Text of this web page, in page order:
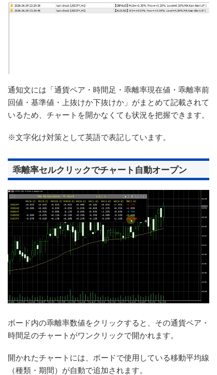
通知文には「通貨ペア・時間足・乖離率現在値・乖離率前
回値・基準値・上抜けか下抜けか」がまとめて記載されて
いるため、チャートを開かなくても状況を把握できます。
※文字化け対策として英語で表記しています。
乖離率セルクリックでチャート自動オープン
ボード内の乖離率数値をクリックすると、その通貨ペア・
時間足のチャートがワンクリックで開かれます。
開かれたチャートには、ボードで使用している移動平均線
（種類・期間）が自動で追加されます。